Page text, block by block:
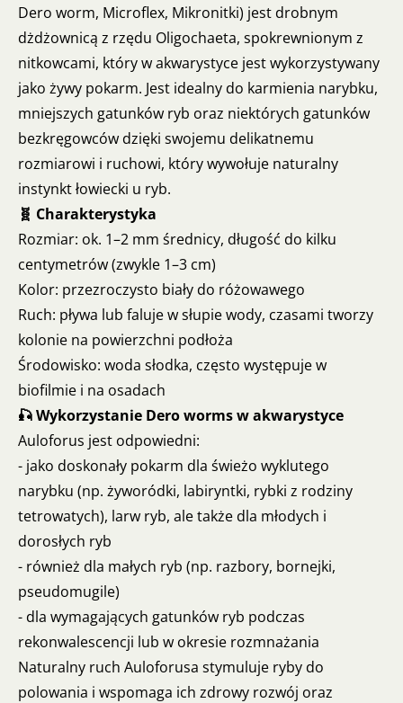
Dero worm, Microflex, Mikronitki) jest drobnym
dżdżownicą z rzędu Oligochaeta, spokrewnionym z
nitkowcami, który w akwarystyce jest wykorzystywany
jako żywy pokarm. Jest idealny do karmienia narybku,
mniejszych gatunków ryb oraz niektórych gatunków
bezkręgowców dzięki swojemu delikatnemu
rozmiarowi i ruchowi, który wywołuje naturalny
instynkt łowiecki u ryb.
🧬 Charakterystyka
Rozmiar: ok. 1–2 mm średnicy, długość do kilku
centymetrów (zwykle 1–3 cm)
Kolor: przezroczysto biały do różowawego
Ruch: pływa lub faluje w słupie wody, czasami tworzy
kolonie na powierzchni podłoża
Środowisko: woda słodka, często występuje w
biofilmie i na osadach
🎣 Wykorzystanie Dero worms w akwarystyce
Auloforus jest odpowiedni:
- jako doskonały pokarm dla świeżo wyklutego
narybku (np. żyworódki, labiryntki, rybki z rodziny
tetrowatych), larw ryb, ale także dla młodych i
dorosłych ryb
- również dla małych ryb (np. razbory, bornejki,
pseudomugile)
- dla wymagających gatunków ryb podczas
rekonwalescencji lub w okresie rozmnażania
Naturalny ruch Auloforusa stymuluje ryby do
polowania i wspomaga ich zdrowy rozwój oraz